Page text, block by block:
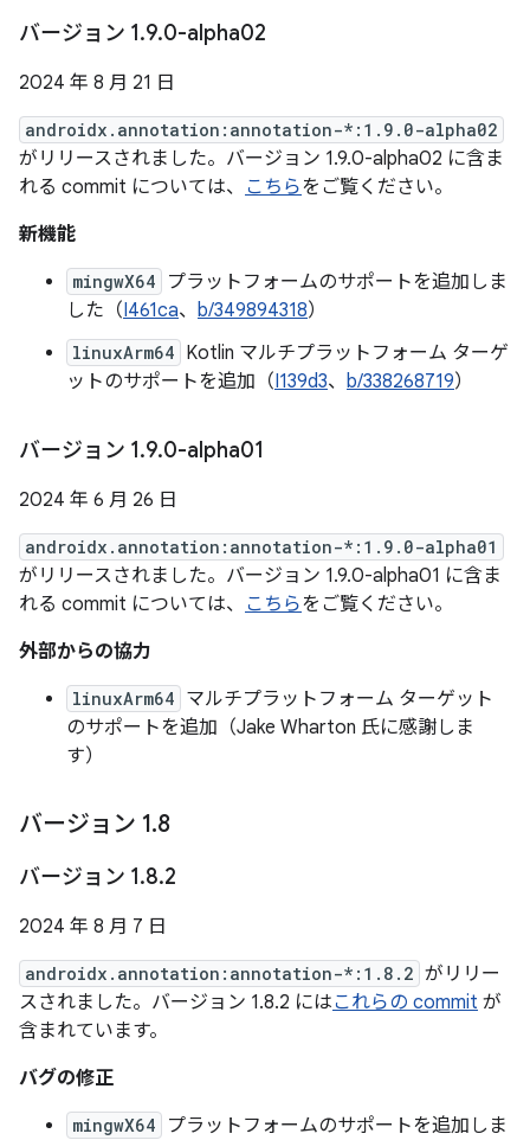
バージョン 1.9.0-alpha02
2024 年 8 月 21 日
androidx.annotation:annotation-*:1.9.0-alpha02
がリリースされました。バージョン 1.9.0-alpha02 に含ま
れる commit については、 こちらをご覧ください。
新機能
mingwX64
プラットフォームのサポートを追加しま
した（I461ca、 b/349894318）
linuxArm64 Kotlin マルチプラットフォーム ターゲ
ットのサポートを追加（I139d3、 b/338268719）
バージョン 1.9.0-alpha01
2024 年 6 月 26 日
androidx.annotation:annotation-*:1.9.0-alpha01
がリリースされました。バージョン 1.9.0-alpha01 に含ま
れる commit については、 こちらをご覧ください。
外部からの協力
linuxArm64 マルチプラットフォーム ターゲット
のサポートを追加（Jake Wharton 氏に感謝しま
す）
バージョン 1.8
バージョン 1.8.2
2024 年 8 月 7 日
androidx.annotation:annotation-*:1.8.2 がリリー
スされました。バージョン 1.8.2 にはこれらの commit が
含まれています。
バグの修正
mingwX64
プラットフォームのサポートを追加しま